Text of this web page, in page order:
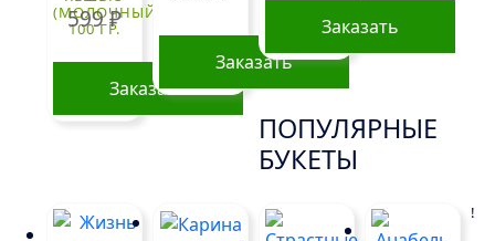
(МОЛОЧНЫЙ)
100 ГР.
599₽
Заказать
Заказать
Заказать
ПОПУЛЯРНЫЕ
БУКЕТЫ
!